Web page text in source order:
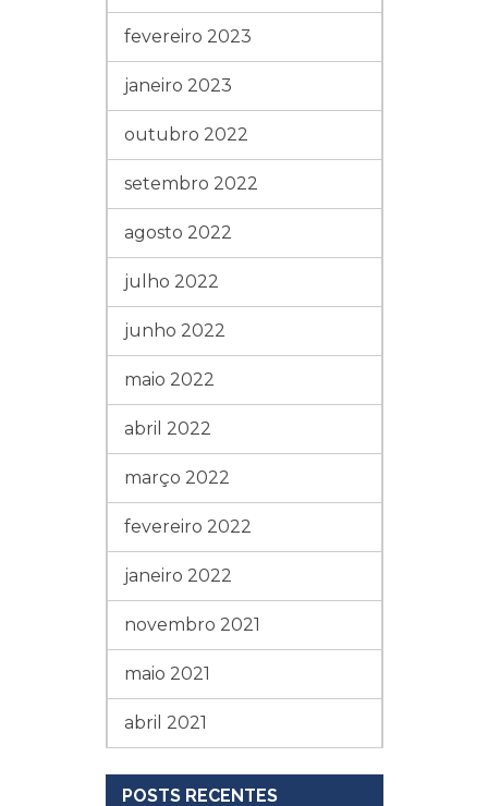
fevereiro 2023
janeiro 2023
outubro 2022
setembro 2022
agosto 2022
julho 2022
junho 2022
maio 2022
abril 2022
março 2022
fevereiro 2022
janeiro 2022
novembro 2021
maio 2021
abril 2021
POSTS RECENTES